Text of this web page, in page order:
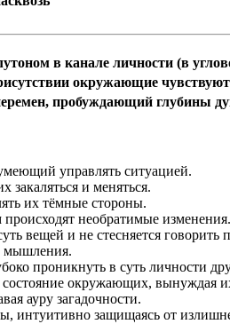
в канале личности (в
окружающие
пробуждающий глубины
управлять ситуацией.
закаляться и меняться.
их тёмные стороны.
необратимые изменения.
вещей и не стесняется говорить
мышления.
проникнуть в суть личности
окружающих, вынуждая
ауру загадочности.
, интуитивно защищаясь от